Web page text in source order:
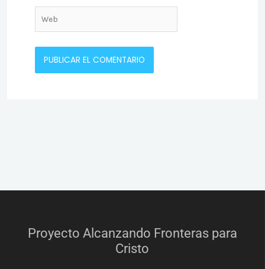
Web
Proyecto Alcanzando Fronteras para
Cristo